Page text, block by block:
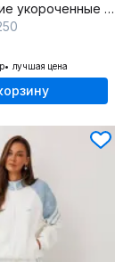
Классические укороченные брюки из экокожи с лампасами
лучшая цена